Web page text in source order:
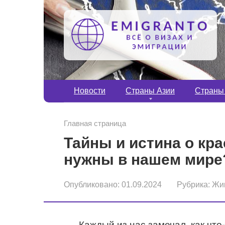
Новости Страны Азии Страны
Главная страница
Тайны и истина о
нужны в нашем
Опубликовано: 01.09.2024 Рубрика: